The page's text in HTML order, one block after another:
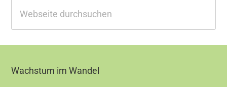
durchsuchen
Footer
Wachstum im Wandel